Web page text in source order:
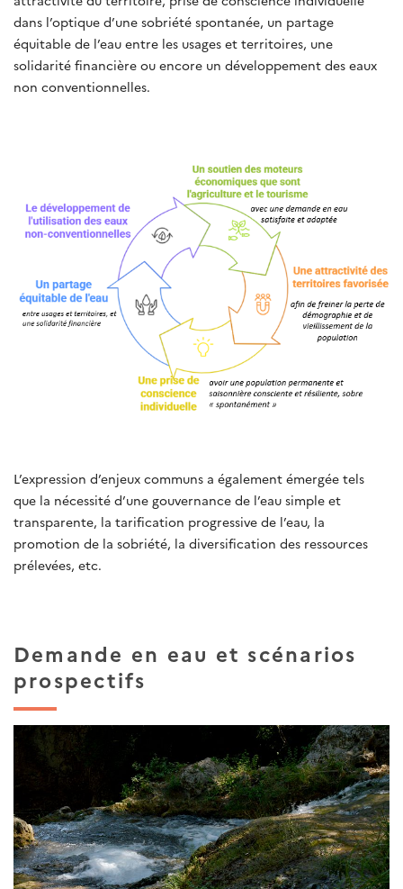
dans l’optique d’une sobriété spontanée, un partage
équitable de l’eau entre les usages et territoires, une
solidarité financière ou encore un développement des eaux
non conventionnelles.
L’expression d’enjeux communs a également émergée tels
que la nécessité d’une gouvernance de l’eau simple et
transparente, la tarification progressive de l’eau, la
promotion de la sobriété, la diversification des ressources
prélevées, etc.
Demande en eau et scénarios
prospectifs